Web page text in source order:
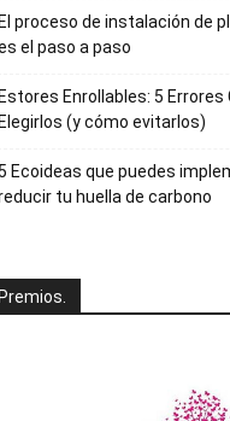
El proceso de instalación de
el paso a paso
Estores Enrollables: 5 Errores
Elegirlos (y cómo evitarlos)
5 Ecoideas que puedes
tu huella de carbono
Premios.